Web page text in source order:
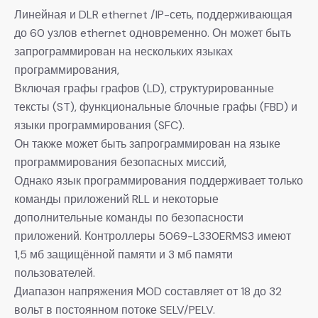
Линейная и DLR ethernet /IP-сеть, поддерживающая
до 60 узлов ethernet одновременно. Он может быть
запрограммирован на нескольких языках
программирования,
Включая графы графов (LD), структурированные
тексты (ST), функциональные блочные графы (FBD) и
языки программирования (SFC).
Он также может быть запрограммирован на языке
программирования безопасных миссий,
Однако язык программирования поддерживает только
команды приложений RLL и некоторые
дополнительные команды по безопасности
приложений. Контроллеры 5069-L330ERMS3 имеют
1,5 мб защищённой памяти и 3 мб памяти
пользователей.
Диапазон напряжения MOD составляет от 18 до 32
вольт в постоянном потоке SELV/PELV.